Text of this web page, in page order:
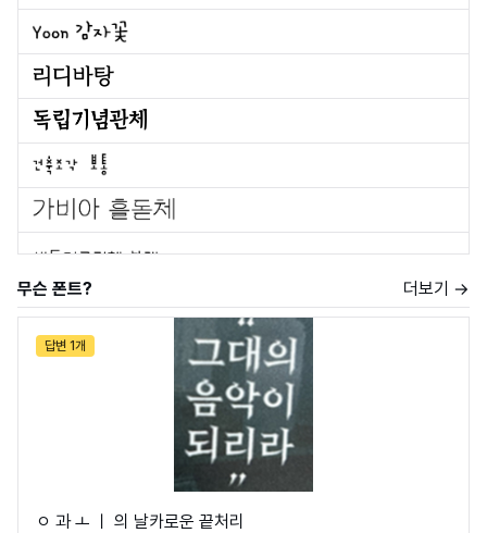
무슨 폰트? 더보기 →
답변 1개
ㅇ 과 ㅗ ㅣ 의 날카로운 끝처리